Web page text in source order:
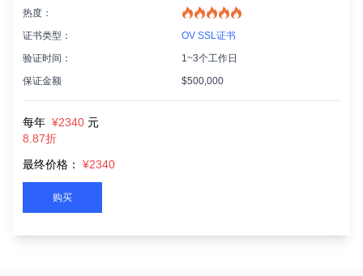
热度：
证书类型：
OV SSL证书
验证时间：
1~3个工作日
保证金额
$500,000
每年 ¥2340 元
8.87折
最终价格：
¥2340
购买